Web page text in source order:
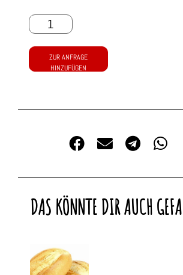
ZUR ANFRAGE
HINZUFÜGEN
DAS KÖNNTE DIR AUCH